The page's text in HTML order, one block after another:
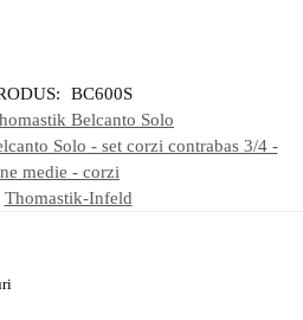
BC600S
Belcanto Solo
Solo - set corzi contrabas 3/4 -
medie - corzi
Thomastik-Infeld